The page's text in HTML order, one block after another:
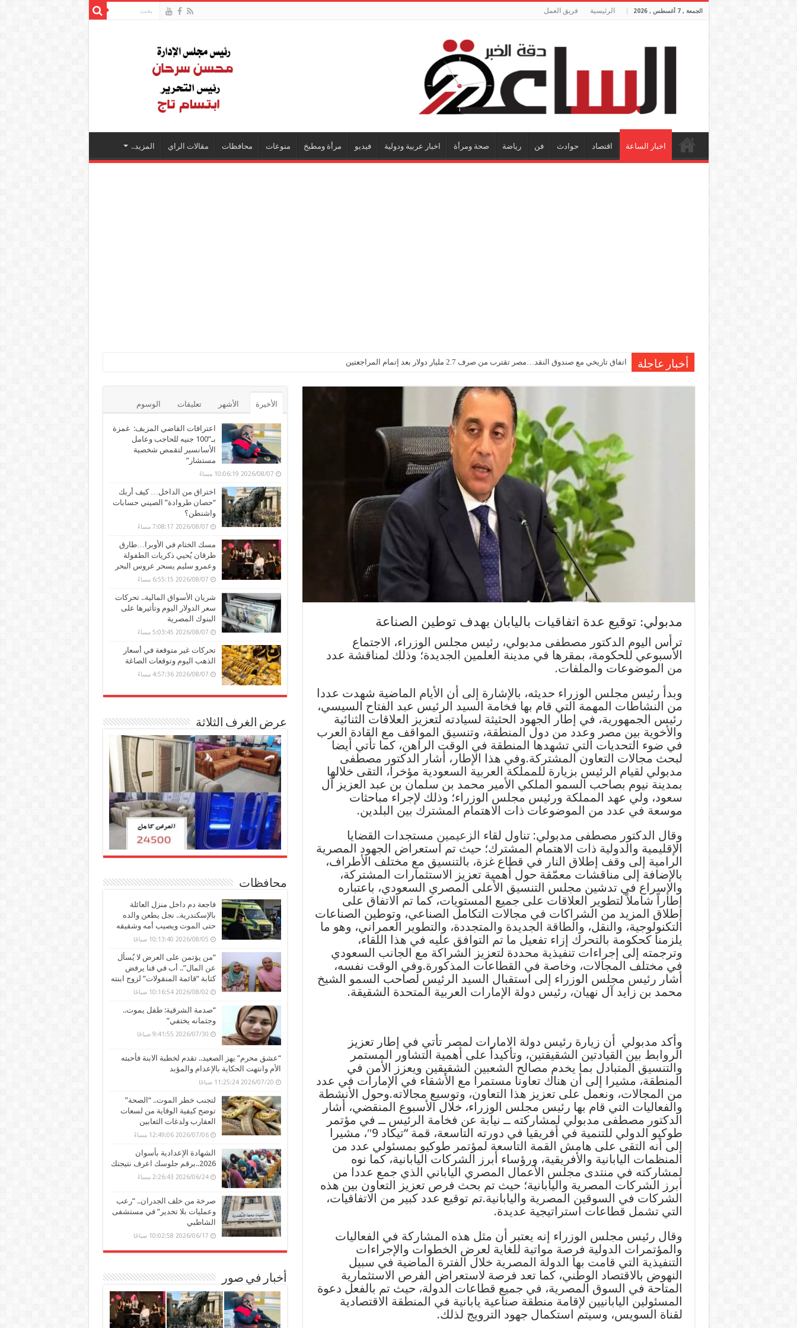
الجمعة , 7 أغسطس , 2026 الرئيسية فريق العمل
اخبار الساعة اقتصاد حوادث فن رياضة صحة ومرأة اخبار عربية ودولية فيديو مرأة ومطبخ منوعات محافظات مقالات الراي المزيد..
أخبار عاجلة اتفاق تاريخي مع صندوق النقد…مصر تقترب من صرف 2.7 مليار دولار بعد إتمام المراجعتين
درجات الحرارة اليوم في مصر… أجواء باردة مع أمطار خفيفة
مدبولي: توقيع عدة اتفاقيات باليابان بهدف توطين الصناعة
ترأس اليوم الدكتور مصطفى مدبولي، رئيس مجلس الوزراء، الاجتماع
الأسبوعي للحكومة، بمقرها في مدينة العلمين الجديدة؛ وذلك لمناقشة عدد
من الموضوعات والملفات.
وبدأ رئيس مجلس الوزراء حديثه، بالإشارة إلى أن الأيام الماضية شهدت عددا
من النشاطات المهمة التي قام بها فخامة السيد الرئيس عبد الفتاح السيسي،
رئيس الجمهورية، في إطار الجهود الحثيثة لسيادته لتعزيز العلاقات الثنائية
والأخوية بين مصر وعدد من دول المنطقة، وتنسيق المواقف مع القادة العرب
في ضوء التحديات التي تشهدها المنطقة في الوقت الراهن، كما تأتي أيضا
لبحث مجالات التعاون المشتركة.وفي هذا الإطار، أشار الدكتور مصطفى
مدبولي لقيام الرئيس بزيارة للمملكة العربية السعودية مؤخرا، التقى خلالها
بمدينة نيوم بصاحب السمو الملكي الأمير محمد بن سلمان بن عبد العزيز آل
سعود، ولي عهد المملكة ورئيس مجلس الوزراء؛ وذلك لإجراء مباحثات
موسعة في عدد من الموضوعات ذات الاهتمام المشترك بين البلدين.
وقال الدكتور مصطفى مدبولي: تناول لقاء الزعيمين مستجدات القضايا
الإقليمية والدولية ذات الاهتمام المشترك؛ حيث تم استعراض الجهود المصرية
الرامية إلى وقف إطلاق النار في قطاع غزة، بالتنسيق مع مختلف الأطراف،
بالإضافة إلى مناقشات معمّقة حول أهمية تعزيز الاستثمارات المشتركة،
والإسراع في تدشين مجلس التنسيق الأعلى المصري السعودي، باعتباره
إطاراً شاملاً لتطوير العلاقات على جميع المستويات، كما تم الاتفاق على
إطلاق المزيد من الشراكات في مجالات التكامل الصناعي، وتوطين الصناعات
التكنولوجية، والنقل، والطاقة الجديدة والمتجددة، والتطوير العمراني، وهو ما
يلزمنا كحكومة بالتحرك إزاء تفعيل ما تم التوافق عليه في هذا اللقاء،
وترجمته إلى إجراءات تنفيذية محددة لتعزيز الشراكة مع الجانب السعودي
في مختلف المجالات، وخاصة في القطاعات المذكورة.وفي الوقت نفسه،
أشار رئيس مجلس الوزراء إلى استقبال السيد الرئيس لصاحب السمو الشيخ
محمد بن زايد آل نهيان، رئيس دولة الإمارات العربية المتحدة الشقيقة.
وأكد مدبولي أن زيارة رئيس دولة الامارات لمصر تأتي في إطار تعزيز
الروابط بين القيادتين الشقيقتين، وتأكيداً على أهمية التشاور المستمر
والتنسيق المتبادل بما يخدم مصالح الشعبين الشقيقين ويعزز الأمن في
المنطقة، مشيرا إلى أن هناك تعاونا مستمرا مع الأشقاء في الإمارات في عدد
من المجالات، ونعمل على تعزيز هذا التعاون، وتوسيع مجالاته.وحول الأنشطة
والفعاليات التي قام بها رئيس مجلس الوزراء، خلال الأسبوع المنقضي، أشار
الدكتور مصطفى مدبولي لمشاركته ــ نيابة عن فخامة الرئيس ــ في مؤتمر
طوكيو الدولي للتنمية في أفريقيا في دورته التاسعة، قمة “تيكاد 9″، مشيرا
إلى أنه التقى على هامش القمة التاسعة لمؤتمر طوكيو بمسئولي عدد من
المنظمات اليابانية والأفريقية، ورؤساء أبرز الشركات اليابانية، كما نوه
لمشاركته في منتدى مجلس الأعمال المصري الياباني الذي جمع عددا من
أبرز الشركات المصرية واليابانية؛ حيث تم بحث فرص تعزيز التعاون بين هذه
الشركات في السوقين المصرية واليابانية.تم توقيع عدد كبير من الاتفاقيات،
التي تشمل قطاعات استراتيجية عديدة.
وقال رئيس مجلس الوزراء إنه يعتبر أن مثل هذه المشاركة في الفعاليات
والمؤتمرات الدولية فرصة مواتية للغاية لعرض الخطوات والإجراءات
التنفيذية التي قامت بها الدولة المصرية خلال الفترة الماضية في سبيل
النهوض بالاقتصاد الوطني، كما تعد فرصة لاستعراض الفرص الاستثمارية
المتاحة في السوق المصرية، في جميع قطاعات الدولة، حيث تم بالفعل دعوة
المسئولين اليابانيين لإقامة منطقة صناعية يابانية في المنطقة الاقتصادية
لقناة السويس، وسيتم استكمال جهود الترويج لذلك.
الأخيرة الأشهر تعليقات الوسوم
اعترافات القاضي المزيف: غمزة
بـ”100 جنيه للحاجب وعامل
الأسانسير لتقمص شخصية
مستشار”
2026/08/07 10:06:19 مساءً
اختراق من الداخل… كيف أربك
“حصان طروادة” الصيني حسابات
واشنطن؟
2026/08/07 7:08:17 مساءً
مسك الختام في الأوبرا…طارق
طرقان يُحيي ذكريات الطفولة
وعمرو سليم يسحر عروس البحر
2026/08/07 6:55:15 مساءً
شريان الأسواق المالية.. تحركات
سعر الدولار اليوم وتأثيرها على
البنوك المصرية
2026/08/07 5:03:45 مساءً
تحركات غير متوقعة في أسعار
الذهب اليوم وتوقعات الصاغة
2026/08/07 4:57:36 مساءً
عرض الغرف الثلاثة
محافظات
فاجعة دم داخل منزل العائلة
بالإسكندرية.. نجل يطعن والده
حتى الموت ويصيب أمه وشقيقه
2026/08/05 10:13:40 صباحًا
“من يؤتمن على العرض لا يُسأل
عن المال”.. أب في قنا يرفض
كتابة “قائمة المنقولات” لزوج ابنته
2026/08/02 10:16:54 صباحًا
“صدمة الشرقية: طفل يموت..
وجثمانه يختفي”
2026/07/30 9:41:55 صباحًا
“عشق محرم” يهز الصعيد.. تقدم لخطبة الابنة فأحبته
الأم وانتهت الحكاية بالإعدام والمؤبد
2026/07/20 11:25:24 صباحًا
لتجنب خطر الموت.. “الصحة”
توضح كيفية الوقاية من لسعات
العقارب ولدغات الثعابين
2026/07/06 12:49:06 مساءً
الشهادة الإعدادية بأسوان
2026..برقم جلوسك اعرف نتيجتك
2026/06/24 2:26:43 مساءً
صرخة من خلف الجدران.. “رعب
وعمليات بلا تخدير” في مستشفى
الشاطبي
2026/06/17 10:02:58 صباحًا
أخبار في صور